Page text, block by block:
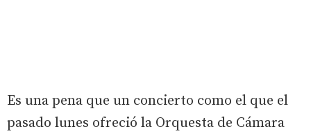
Es una pena que un concierto como el que el
pasado lunes ofreció la Orquesta de Cámara